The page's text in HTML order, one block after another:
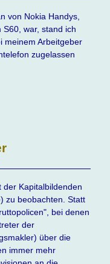
von Nokia Handys,
war, stand ich
meinem Arbeitgeber
zugelassen
der Kapitalbildenden
zu beobachten. Statt
bei denen
der
über die
immer mehr